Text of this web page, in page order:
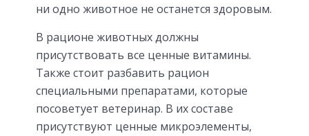
ни одно животное не останется здоровым.
В рационе животных должны
присутствовать все ценные витамины.
Также стоит разбавить рацион
специальными препаратами, которые
посоветует ветеринар. В их составе
присутствуют ценные микроэлементы,